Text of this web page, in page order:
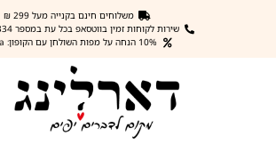
משלוחים חינם בקנייה מעל 299 ₪
שירות לקוחות זמין בווטסאפ בכל עת במספר 0549005334
10% הנחה על מפות השולחן עם הקופון: mapa